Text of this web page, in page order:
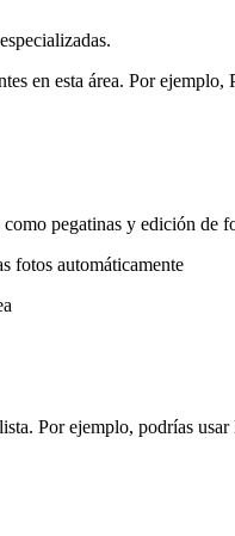
en esta área. Por
pegatinas y edición de
fotos automáticamente
Por ejemplo, podrías